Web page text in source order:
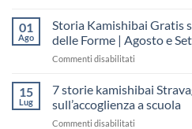
una
lezione
Giorni
Kamishibai
Gratis
da
sceglierle
01
Ago
Storia Kamishibai Gratis
delle Forme | Agosto e
Commenti disabilitati
Kamishibai
Gratis
sull’Accoglienza:
15
Lug
7 storie kamishibai
sull’accoglienza a scuola
Commenti disabilitati